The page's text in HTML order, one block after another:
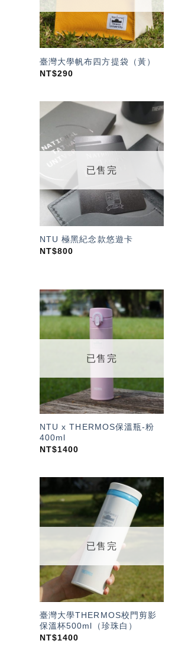
臺灣大學帆布四方提袋（黃）
NT$290
加入
「願
望輕
已售完
NTU 極黑紀念款悠遊卡
NT$800
加入
望輕
已售完
NTU x THERMOS保溫瓶-粉
400ml
NT$1400
「願
望輕
已售完
臺灣大學THERMOS校門剪影
保溫杯500ml（珍珠白）
NT$1400